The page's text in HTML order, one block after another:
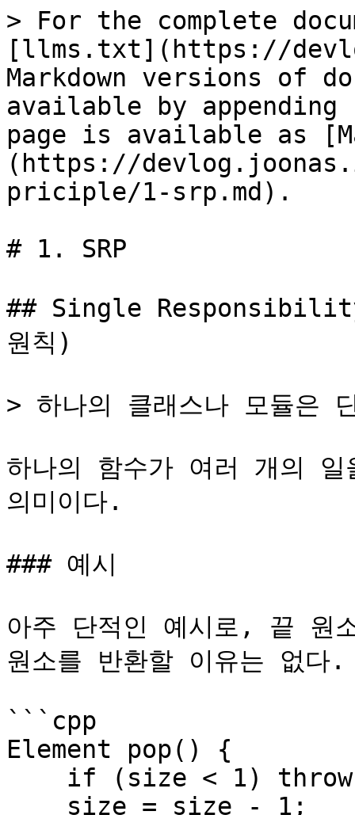
> For the complete
[llms.txt](https://
Markdown versions of
available by
page is available as
(https://
priciple/1-srp.md).
# 1. SRP
## Single
원칙)
> 하나의 클래스나 모듈은
하나의 함수가 여러 개의
의미이다.
### 예시
아주 단적인 예시로, 끝 원
원소를 반환할 이유는 없
```cpp
Element pop() {